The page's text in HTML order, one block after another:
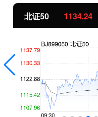
北证50 1134.24